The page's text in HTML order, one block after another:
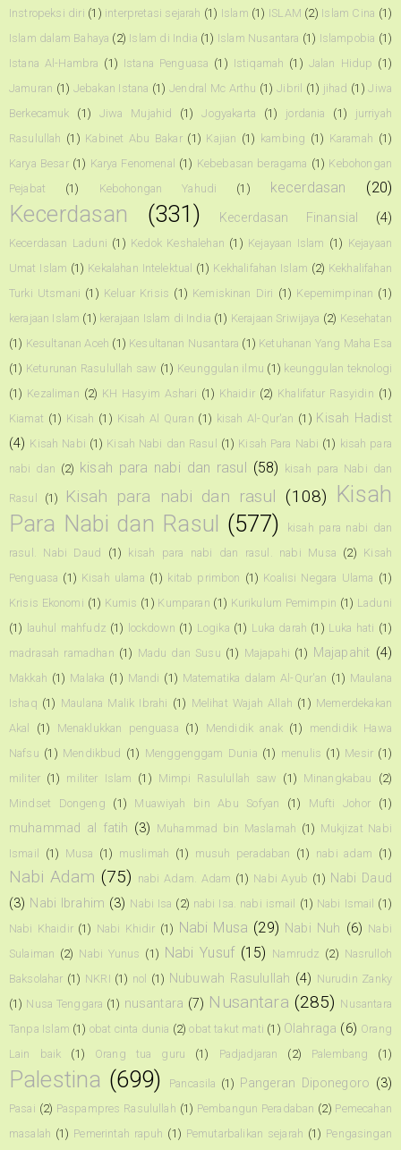
Instropeksi diri (1) interpretasi sejarah (1) Islam (1) ISLAM (2) Islam Cina (1)
Islam dalam Bahaya (2) Islam di India (1) Islam Nusantara (1) Islampobia (1)
Istana Al-Hambra (1) Istana Penguasa (1) Istiqamah (1) Jalan Hidup (1)
Jamuran (1) Jebakan Istana (1) Jendral Mc Arthu (1) Jibril (1) jihad (1) Jiwa
Berkecamuk
(1) Jiwa Mujahid (1) Jogyakarta (1) jordania (1)
jurriyah
Rasulullah (1) Kabinet Abu Bakar (1) Kajian (1) kambing (1) Karamah (1)
Karya Besar (1) Karya Fenomenal (1) Kebebasan beragama (1) Kebohongan
Pejabat
(1) Kebohongan Yahudi (1) kecerdasan (20)
Kecerdasan (331) Kecerdasan Finansial (4)
Kecerdasan Laduni (1) Kedok Keshalehan (1) Kejayaan Islam (1) Kejayaan
Umat Islam (1) Kekalahan Intelektual (1) Kekhalifahan Islam (2) Kekhalifahan
Turki Utsmani (1) Keluar Krisis (1) Kemiskinan Diri (1) Kepemimpinan (1)
kerajaan Islam (1) kerajaan Islam di India (1) Kerajaan Sriwijaya (2) Kesehatan
(1) Kesultanan Aceh (1) Kesultanan Nusantara (1) Ketuhanan Yang Maha Esa
(1) Keturunan Rasulullah saw (1) Keunggulan ilmu (1) keunggulan teknologi
(1) Kezaliman (2) KH Hasyim Ashari (1) Khaidir (2) Khalifatur Rasyidin (1)
Kiamat (1) Kisah (1) Kisah Al Quran (1) kisah Al-Qur'an (1) Kisah Hadist
(4) Kisah Nabi (1) Kisah Nabi dan Rasul (1) Kisah Para Nabi (1) kisah para
nabi dan (2) kisah para nabi dan rasul (58) kisah para Nabi dan
Rasul (1) Kisah para nabi dan rasul (108) Kisah
Para Nabi dan Rasul (577)
kisah para nabi dan
rasul. Nabi Daud
(1) kisah para nabi dan rasul. nabi Musa (2) Kisah
Penguasa (1) Kisah ulama (1) kitab primbon (1) Koalisi Negara Ulama (1)
Krisis Ekonomi (1) Kumis (1) Kumparan (1) Kurikulum Pemimpin (1) Laduni
(1) lauhul mahfudz (1) lockdown (1) Logika (1) Luka darah (1) Luka hati (1)
madrasah ramadhan (1) Madu dan Susu (1) Majapahi (1) Majapahit (4)
Makkah (1) Malaka (1) Mandi (1) Matematika dalam Al-Qur'an (1) Maulana
Ishaq (1) Maulana Malik Ibrahi (1) Melihat Wajah Allah (1) Memerdekakan
Akal
(1) Menaklukkan penguasa (1) Mendidik anak (1)
mendidik Hawa
Nafsu (1) Mendikbud (1) Menggenggam Dunia (1) menulis (1) Mesir (1)
militer (1) militer Islam (1) Mimpi Rasulullah saw (1) Minangkabau
(2)
Mindset Dongeng
(1) Muawiyah bin Abu Sofyan (1) Mufti Johor (1)
muhammad al fatih (3) Muhammad bin Maslamah (1) Mukjizat Nabi
Ismail
(1) Musa (1) muslimah (1) musuh peradaban (1) nabi adam (1)
Nabi Adam (75) nabi Adam. Adam (1) Nabi Ayub (1) Nabi Daud
(3) Nabi Ibrahim (3) Nabi Isa (2) nabi Isa. nabi ismail (1) Nabi Ismail (1)
Nabi Khaidir (1) Nabi Khidir (1) Nabi Musa (29) Nabi Nuh (6) Nabi
Sulaiman (2) Nabi Yunus (1) Nabi Yusuf (15) Namrudz (2) Nasrulloh
Baksolahar (1) NKRI (1) nol (1) Nubuwah Rasulullah (4) Nurudin Zanky
(1) Nusa Tenggara (1) nusantara (7) Nusantara (285) Nusantara
Tanpa Islam (1) obat cinta dunia (2) obat takut mati (1) Olahraga (6) Orang
Lain baik
(1) Orang tua guru (1) Padjadjaran (2) Palembang (1)
Palestina (699) Pancasila (1) Pangeran Diponegoro (3)
Pasai (2) Paspampres Rasulullah (1) Pembangun Peradaban (2) Pemecahan
masalah (1) Pemerintah rapuh (1) Pemutarbalikan sejarah (1) Pengasingan